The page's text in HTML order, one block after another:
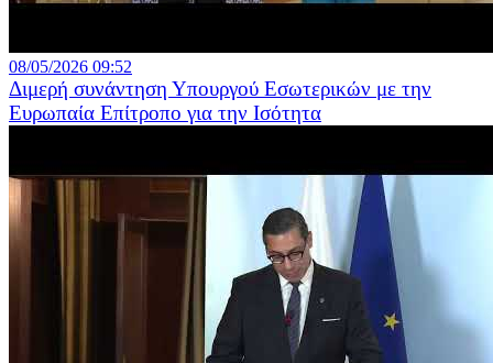
08/05/2026 09:52
Διμερή συνάντηση Υπουργού Εσωτερικών με την
Ευρωπαία Επίτροπο για την Ισότητα